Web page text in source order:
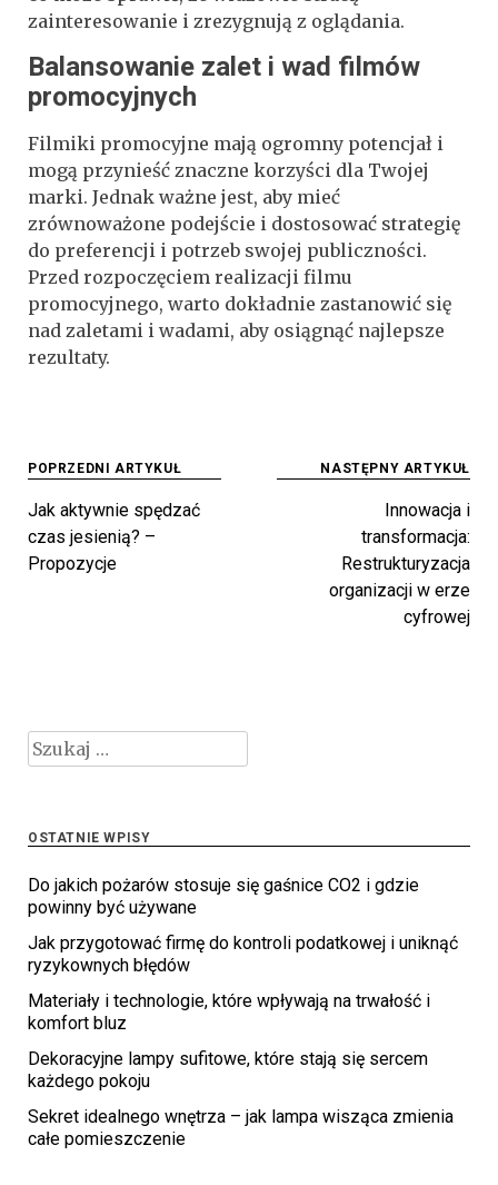
zainteresowanie i zrezygnują z oglądania.
Balansowanie zalet i wad filmów
promocyjnych
Filmiki promocyjne mają ogromny potencjał i
mogą przynieść znaczne korzyści dla Twojej
marki. Jednak ważne jest, aby mieć
zrównoważone podejście i dostosować strategię
do preferencji i potrzeb swojej publiczności.
Przed rozpoczęciem realizacji filmu
promocyjnego, warto dokładnie zastanowić się
nad zaletami i wadami, aby osiągnąć najlepsze
rezultaty.
Nawigacja
wpisu
POPRZEDNI ARTYKUŁ
Jak aktywnie spędzać
czas jesienią? –
Propozycje
NASTĘPNY ARTYKUŁ
Innowacja i
transformacja:
Restrukturyzacja
organizacji w erze
cyfrowej
Szukaj:
OSTATNIE WPISY
Do jakich pożarów stosuje się gaśnice CO2 i gdzie
powinny być używane
Jak przygotować firmę do kontroli podatkowej i uniknąć
ryzykownych błędów
Materiały i technologie, które wpływają na trwałość i
komfort bluz
Dekoracyjne lampy sufitowe, które stają się sercem
każdego pokoju
Sekret idealnego wnętrza – jak lampa wisząca zmienia
całe pomieszczenie